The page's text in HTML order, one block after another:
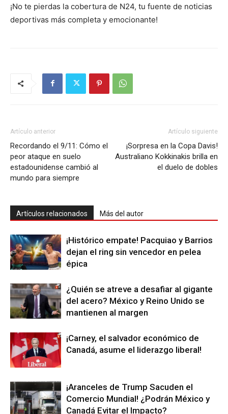
¡No te pierdas la cobertura de N24, tu fuente de noticias
deportivas más completa y emocionante!
Artículo anterior
Recordando el 9/11: Cómo el
peor ataque en suelo
estadounidense cambió al
mundo para siempre
Artículo siguiente
¡Sorpresa en la Copa Davis!
Australiano Kokkinakis brilla en
el duelo de dobles
Artículos relacionados Más del autor
¡Histórico empate! Pacquiao y Barrios
dejan el ring sin vencedor en pelea
épica
¿Quién se atreve a desafiar al gigante
del acero? México y Reino Unido se
mantienen al margen
¡Carney, el salvador económico de
Canadá, asume el liderazgo liberal!
¡Aranceles de Trump Sacuden el
Comercio Mundial! ¿Podrán México y
Canadá Evitar el Impacto?